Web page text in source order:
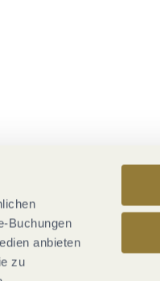
Buchungen
anbieten
zu